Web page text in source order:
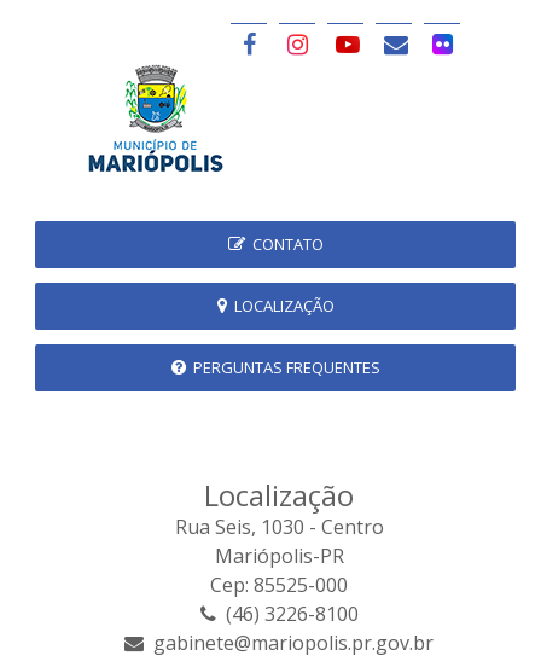
CONTATO
LOCALIZAÇÃO
PERGUNTAS FREQUENTES
Localização
Rua Seis, 1030 - Centro
Mariópolis-PR
Cep: 85525-000
(46) 3226-8100
gabinete@mariopolis.pr.gov.br